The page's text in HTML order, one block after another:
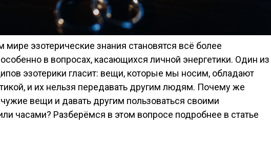
эзотерические знания становятся всё более
в вопросах, касающихся личной энергетики. Один из
эзотерики гласит: вещи, которые мы носим, обладают
и их нельзя передавать другим людям. Почему же
вещи и давать другим пользоваться своими
часами? Разберёмся в этом вопросе подробнее в статье